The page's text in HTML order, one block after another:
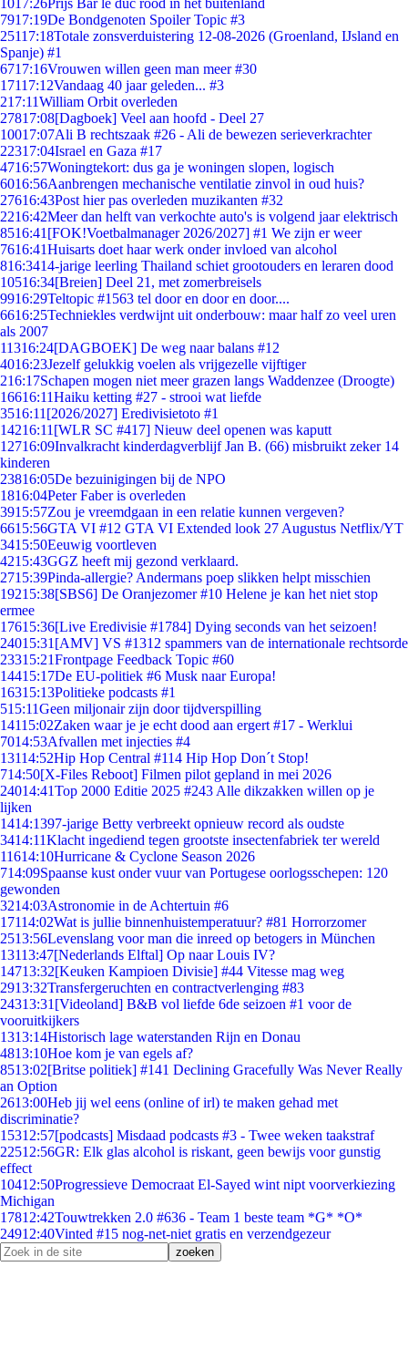
1017:26Prijs Bar le duc rood in het buitenland
7917:19De Bondgenoten Spoiler Topic #3
25117:18Totale zonsverduistering 12-08-2026 (Groenland, IJsland en
Spanje) #1
6717:16Vrouwen willen geen man meer #30
17117:12Vandaag 40 jaar geleden... #3
217:11William Orbit overleden
27817:08[Dagboek] Veel aan hoofd - Deel 27
10017:07Ali B rechtszaak #26 - Ali de bewezen serieverkrachter
22317:04Israel en Gaza #17
4716:57Woningtekort: dus ga je woningen slopen, logisch
6016:56Aanbrengen mechanische ventilatie zinvol in oud huis?
27616:43Post hier pas overleden muzikanten #32
2216:42Meer dan helft van verkochte auto's is volgend jaar elektrisch
8516:41 [FOK!Voetbalmanager 2026/2027] #1 We zijn er weer
7616:41Huisarts doet haar werk onder invloed van alcohol
816:3414-jarige leerling Thailand schiet grootouders en leraren dood
10516:34[Breien] Deel 21, met zomerbreisels
9916:29Teltopic #1563 tel door en door en door....
6616:25Techniekles verdwijnt uit onderbouw: maar half zo veel uren
als 2007
11316:24[DAGBOEK] De weg naar balans #12
4016:23Jezelf gelukkig voelen als vrijgezelle vijftiger
216:17Schapen mogen niet meer grazen langs Waddenzee (Droogte)
16616:11Haiku ketting #27 - strooi wat liefde
3516:11 [2026/2027] Eredivisietoto #1
14216:11 [WLR SC #417] Nieuw deel openen was kaputt
12716:09Invalkracht kinderdagverblijf Jan B. (66) misbruikt zeker 14
kinderen
23816:05De bezuinigingen bij de NPO
1816:04Peter Faber is overleden
3915:57Zou je vreemdgaan in een relatie kunnen vergeven?
6615:56GTA VI #12 GTA VI Extended look 27 Augustus Netflix/YT
3415:50Eeuwig voortleven
4215:43GGZ heeft mij gezond verklaard.
2715:39Pinda-allergie? Andermans poep slikken helpt misschien
19215:38[SBS6] De Oranjezomer #10 Helene je kan het niet stop
ermee
17615:36[Live Eredivisie #1784] Dying seconds van het seizoen!
24015:31 [AMV] VS #1312 spammers van de internationale rechtsorde
23315:21Frontpage Feedback Topic #60
14415:17De EU-politiek #6 Musk naar Europa!
16315:13Politieke podcasts #1
515:11Geen miljonair zijn door tijdverspilling
14115:02Zaken waar je je echt dood aan ergert #17 - Werklui
7014:53Afvallen met injecties #4
13114:52Hip Hop Central #114 Hip Hop Don´t Stop!
714:50[X-Files Reboot] Filmen pilot gepland in mei 2026
24014:41Top 2000 Editie 2025 #243 Alle dikzakken willen op je
lijken
1414:1397-jarige Betty verbreekt opnieuw record als oudste
3414:11Klacht ingediend tegen grootste insectenfabriek ter wereld
11614:10Hurricane & Cyclone Season 2026
714:09Spaanse kust onder vuur van Portugese oorlogsschepen: 120
gewonden
3214:03Astronomie in de Achtertuin #6
17114:02Wat is jullie binnenhuistemperatuur? #81 Horrorzomer
2513:56Levenslang voor man die inreed op betogers in München
13113:47[Nederlands Elftal] Op naar Louis IV?
14713:32[Keuken Kampioen Divisie] #44 Vitesse mag weg
2913:32Transfergeruchten en contractverlenging #83
24313:31 [Videoland] B&B vol liefde 6de seizoen #1 voor de
vooruitkijkers
1313:14Historisch lage waterstanden Rijn en Donau
4813:10Hoe kom je van egels af?
8513:02[Britse politiek] #141 Declining Gracefully Was Never Really
an Option
2613:00Heb jij wel eens (online of irl) te maken gehad met
discriminatie?
15312:57[podcasts] Misdaad podcasts #3 - Twee weken taakstraf
22512:56GR: Elk glas alcohol is riskant, geen bewijs voor gunstig
effect
10412:50Progressieve Democraat El-Sayed wint nipt voorverkiezing
Michigan
17812:42Touwtrekken 2.0 #636 - Team 1 beste team *G* *O*
24912:40Vinted #15 nog-net-niet gratis en verzendgezeur